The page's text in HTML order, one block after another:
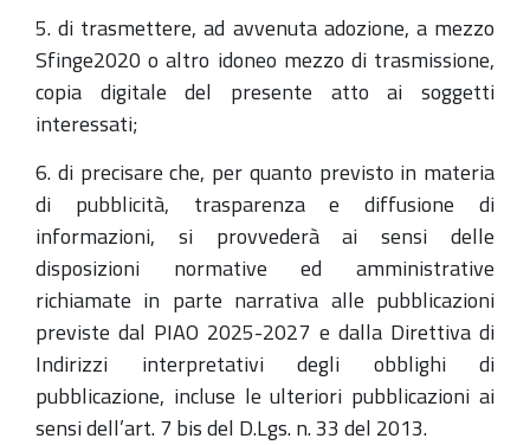
5. di trasmettere, ad avvenuta adozione, a mezzo
Sfinge2020 o altro idoneo mezzo di trasmissione,
copia digitale del presente atto ai soggetti
interessati;
6. di precisare che, per quanto previsto in materia
di pubblicità, trasparenza e diffusione di
informazioni, si provvederà ai sensi delle
disposizioni normative ed amministrative
richiamate in parte narrativa alle pubblicazioni
previste dal PIAO 2025-2027 e dalla Direttiva di
Indirizzi interpretativi degli obblighi di
pubblicazione, incluse le ulteriori pubblicazioni ai
sensi dell’art. 7 bis del D.Lgs. n. 33 del 2013.